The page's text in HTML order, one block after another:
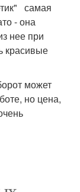
самая
- она
нее при
красивые
может
но цена,